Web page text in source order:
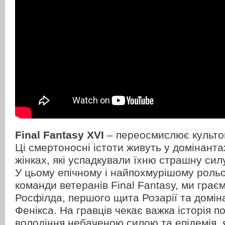
Final Fantasy XVI – переосмислює
Ці смертоносні істоти живуть у
жінках, які успадкували їхню страшну
У цьому епічному і найпохмурішому
команди ветеранів Final Fantasy, ми
Росфілда, першого щита Розарії та
Фенікса. На гравців чекає важка історія